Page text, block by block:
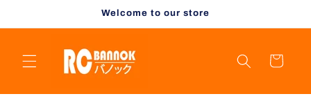
進む
Welcome to our store
ー